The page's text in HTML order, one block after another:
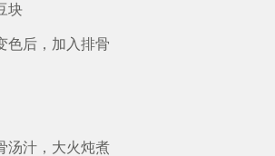
块
色后，加入排骨
汤汁，大火炖煮